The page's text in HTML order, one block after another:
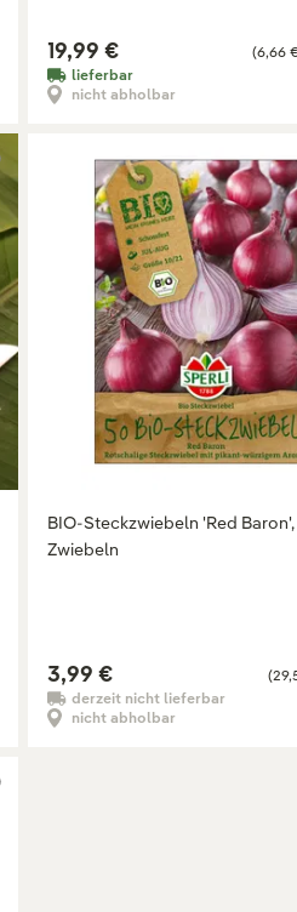
(6,66
19,99 €
lieferbar
nicht abholbar
BIO-Steckzwiebeln 'Red
Zwiebeln
3,99 €
derzeit nicht lieferbar
nicht abholbar